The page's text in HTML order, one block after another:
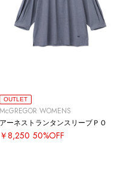
OUTLET
McGREGOR WOMENS
アーネストランタンスリーブＰＯ
￥8,250 50%OFF